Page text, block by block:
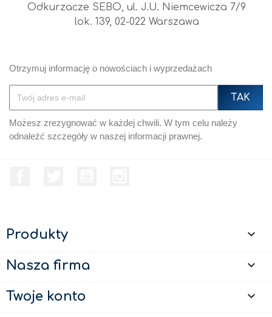
Odkurzacze SEBO, ul. J.U. Niemcewicza 7/9
lok. 139, 02-022 Warszawa
Otrzymuj informację o nowościach i wyprzedażach
Możesz zrezygnować w każdej chwili. W tym celu należy
odnaleźć szczegóły w naszej informacji prawnej.
Produkty 
Nasza firma 
Twoje konto 